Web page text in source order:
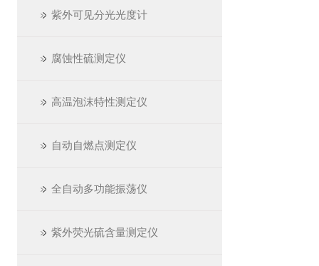
紫外可见分光光度计
腐蚀性硫测定仪
高温泡沫特性测定仪
自动自燃点测定仪
全自动多功能振荡仪
紫外荧光硫含量测定仪